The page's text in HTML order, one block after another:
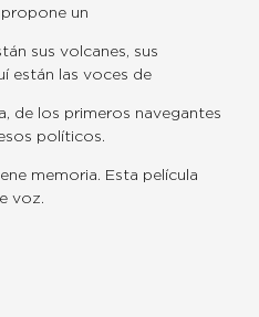
un
sus volcanes, sus
están las voces de
de los primeros navegantes
políticos.
memoria. Esta película
voz.